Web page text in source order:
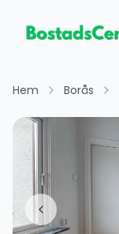
Hem Borås